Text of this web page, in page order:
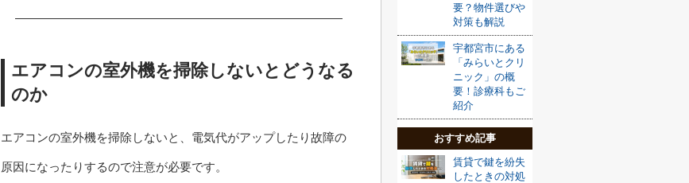
エアコンの室外機を掃除しないとどうなる
のか
エアコンの室外機を掃除しないと、電気代がアップしたり故障の
原因になったりするので注意が必要です。
要？物件選びや
対策も解説
宇都宮市にある
「みらいとクリ
ニック」の概
要！診療科もご
紹介
おすすめ記事
賃貸で鍵を紛失
したときの対処